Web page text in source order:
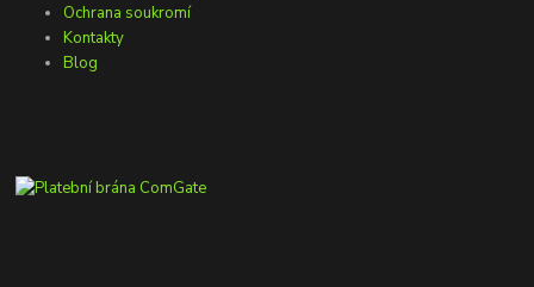
Ochrana soukromí
Kontakty
Blog